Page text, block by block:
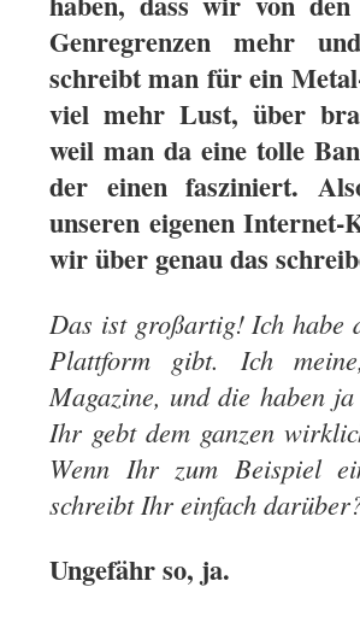
Genregrenzen mehr
schreibt man für ein
viel mehr Lust, über
weil man da eine tolle
der einen fasziniert.
unseren eigenen
wir über genau das
Das ist großartig! Ich habe
Plattform gibt. Ich
Magazine, und die haben
Ihr gebt dem ganzen
Wenn Ihr zum Beispiel
schreibt Ihr einfach
Ungefähr so, ja.